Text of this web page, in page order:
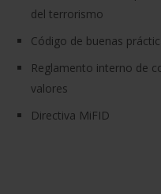
del terrorismo
Código de buenas
Reglamento interno de
valores
Directiva MiFID